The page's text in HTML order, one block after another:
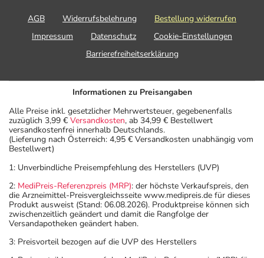
AGB Widerrufsbelehrung
Bestellung widerrufen
Impressum
Datenschutz
Cookie-Einstellungen
Barrierefreiheitserklärung
Informationen zu Preisangaben
Alle Preise inkl. gesetzlicher Mehrwertsteuer, gegebenenfalls
zuzüglich 3,99 € Versandkosten, ab 34,99 € Bestellwert
versandkostenfrei innerhalb Deutschlands.
(Lieferung nach Österreich: 4,95 € Versandkosten unabhängig vom
Bestellwert)
1: Unverbindliche Preisempfehlung des Herstellers (UVP)
2: MediPreis-Referenzpreis (MRP): der höchste Verkaufspreis, den
die Arzneimittel-Preisvergleichsseite www.medipreis.de für dieses
Produkt ausweist (Stand: 06.08.2026). Produktpreise können sich
zwischenzeitlich geändert und damit die Rangfolge der
Versandapotheken geändert haben.
3: Preisvorteil bezogen auf die UVP des Herstellers